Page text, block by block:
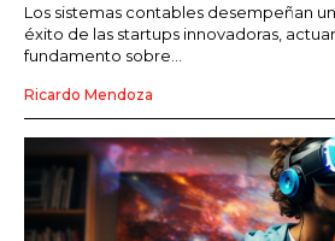
Los sistemas contables desempeñan
éxito de las startups innovadoras,
fundamento sobre...
Ricardo Mendoza